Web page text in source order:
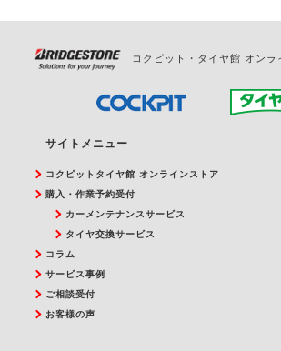
コクピット・タイヤ館 オンラ
サイトメニュー
コクピットタイヤ館 オンラインストア
購入・作業予約受付
カーメンテナンスサービス
タイヤ交換サービス
コラム
サービス事例
ご相談受付
お客様の声